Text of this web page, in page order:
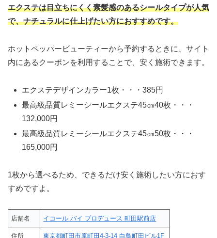
エクステは目立ちにくく素髪感のあるシールタイプが人気
で、ナチュラルに仕上げたい方におすすめです。
ホットペッパービューティーから予約するときに、サイト
内にあるクーポンを利用することで、安く施術できます。
エクステデザインカラー1枚・・・385円
最高級品質レミーシールエクステ45㎝40枚・・・
132,000円
最高級品質レミーシールエクステ45㎝50枚・・・
165,000円
1枚から選べるため、できるだけ安く施術したい方におす
すめですよ。
店舗名 イコール バイ プロデュース 町田駅前店
住所 東京都町田市原町田4-3-14 白鳥町田ビル1F